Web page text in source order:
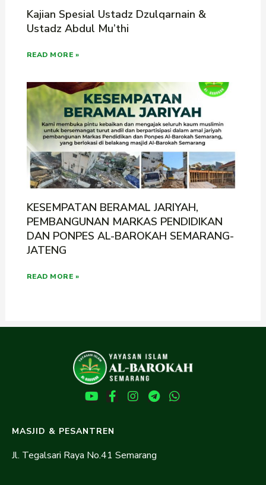
Kajian Spesial Ustadz Dzulqarnain &
Ustadz Abdul Mu’thi
READ MORE »
KESEMPATAN BERAMAL JARIYAH,
PEMBANGUNAN MARKAS PENDIDIKAN
DAN PONPES AL-BAROKAH SEMARANG-
JATENG
READ MORE »
MASJID & PESANTREN
Jl. Tegalsari Raya No.41 Semarang